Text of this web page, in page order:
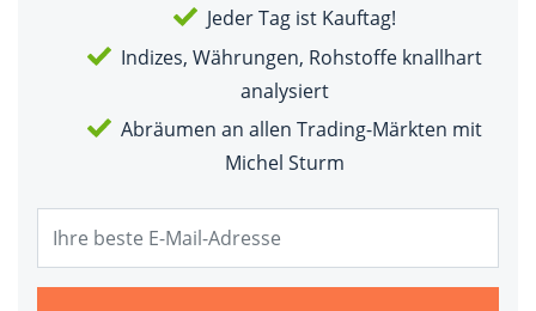
Jeder Tag ist Kauftag!
Indizes, Währungen, Rohstoffe knallhart
analysiert
Abräumen an allen Trading-Märkten mit
Michel Sturm